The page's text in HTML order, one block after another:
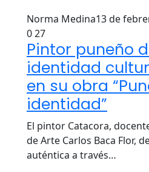
Norma Medina13 de
027
Pintor puneño
identidad
en su obra
identidad”
El pintor Catacora,
de Arte Carlos Baca Flor,
auténtica a través…